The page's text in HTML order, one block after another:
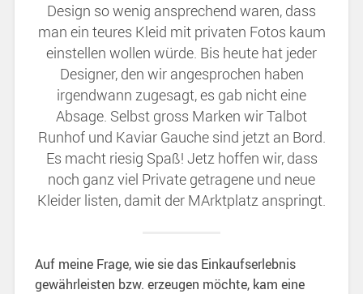
Design so wenig ansprechend waren, dass
man ein teures Kleid mit privaten Fotos kaum
einstellen wollen würde. Bis heute hat jeder
Designer, den wir angesprochen haben
irgendwann zugesagt, es gab nicht eine
Absage. Selbst gross Marken wir Talbot
Runhof und Kaviar Gauche sind jetzt an Bord.
Es macht riesig Spaß! Jetz hoffen wir, dass
noch ganz viel Private getragene und neue
Kleider listen, damit der MArktplatz anspringt.
Auf meine Frage, wie sie das Einkaufserlebnis
gewährleisten bzw. erzeugen möchte, kam eine